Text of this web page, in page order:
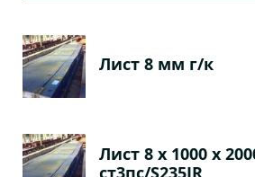
Лист 8 мм г/к
Лист 8 х 1000 х
ст3пс/S235JR